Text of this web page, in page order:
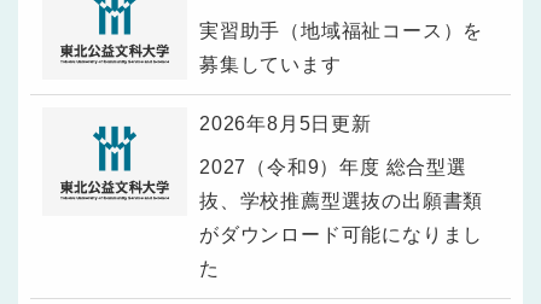
実習助手（地域福祉コース）を
募集しています
2026年8月5日更新
2027（令和9）年度 総合型選
抜、学校推薦型選抜の出願書類
がダウンロード可能になりまし
た